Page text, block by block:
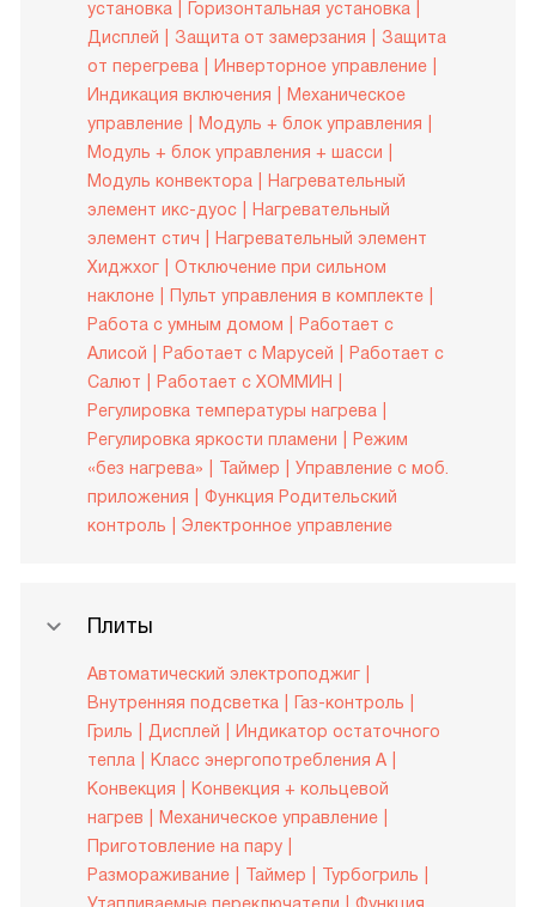
установка
Горизонтальная установка
Дисплей
Защита от замерзания
Защита
от перегрева
Инверторное управление
Индикация включения
Механическое
управление
Модуль + блок управления
Модуль + блок управления + шасси
Модуль конвектора
Нагревательный
элемент икс-дуос
Нагревательный
элемент стич
Нагревательный элемент
Хиджхог
Отключение при сильном
наклоне
Пульт управления в комплекте
Работа с умным домом
Работает с
Алисой
Работает с Марусей
Работает с
Салют
Работает с ХОММИН
Регулировка температуры нагрева
Регулировка яркости пламени
Режим
«без нагрева»
Таймер
Управление c моб.
приложения
Функция Родительский
контроль
Электронное управление
Плиты
Автоматический электроподжиг
Внутренняя подсветка
Газ-контроль
Гриль
Дисплей
Индикатор остаточного
тепла
Класс энергопотребления A
Конвекция
Конвекция + кольцевой
нагрев
Механическое управление
Приготовление на пару
Размораживание
Таймер
Турбогриль